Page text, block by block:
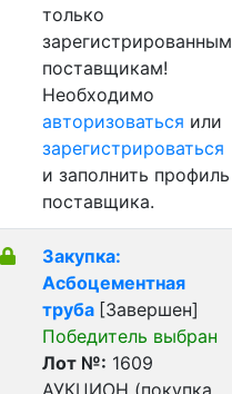
только
зарегистрированным
поставщикам!
Необходимо
авторизоваться или
зарегистрироваться
и заполнить профиль
поставщика.
Закупка:
Асбоцементная
труба [Завершен]
Победитель выбран
Лот №: 1609
АУКЦИОН (покупка